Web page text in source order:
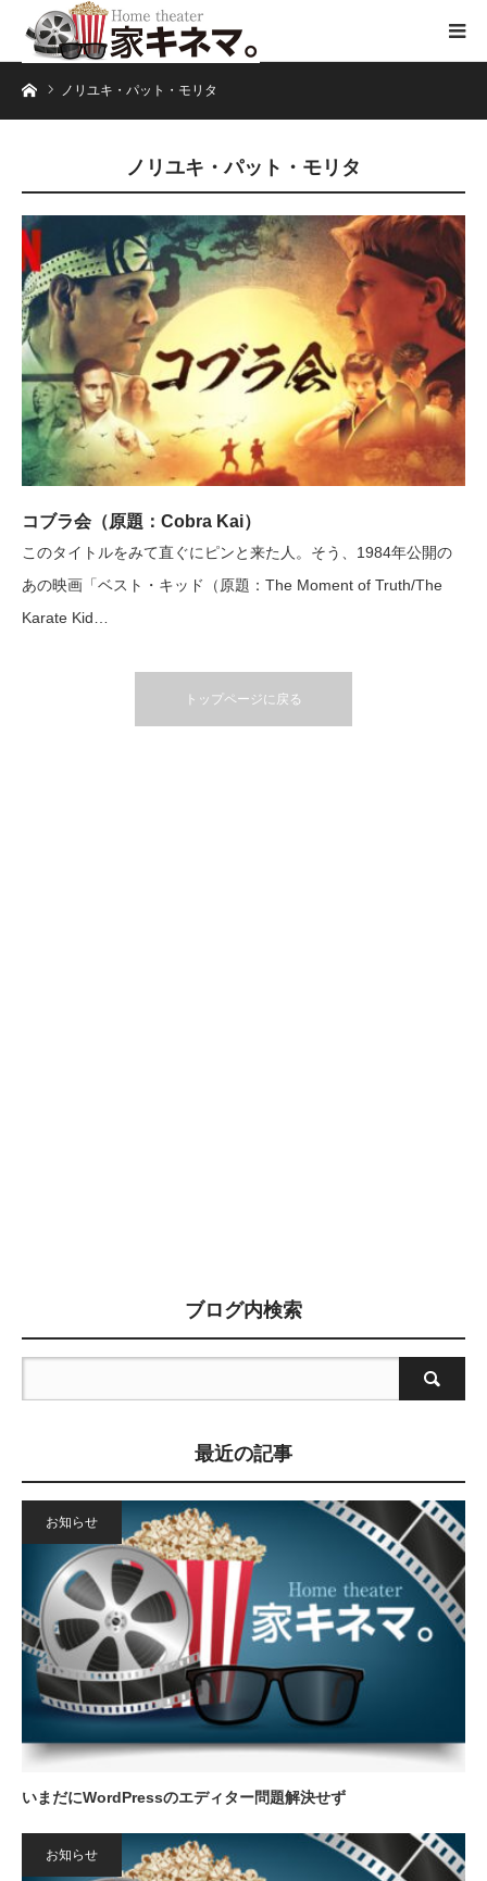
ホームノリユキ・パット・モリタ
ノリユキ・パット・モリタ
コブラ会（原題：Cobra Kai）
このタイトルをみて直ぐにピンと来た人。そう、1984年公開の
あの映画「ベスト・キッド（原題：The Moment of Truth/The
Karate Kid…
トップページに戻る
ブログ内検索
最近の記事
お知らせ
いまだにWordPressのエディター問題解決せず
お知らせ